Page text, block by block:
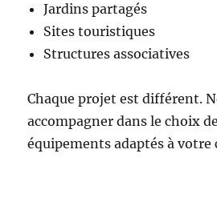
Jardins partagés
Sites touristiques
Structures associatives
Chaque projet est différent.
accompagner dans le choix
équipements adaptés à votre